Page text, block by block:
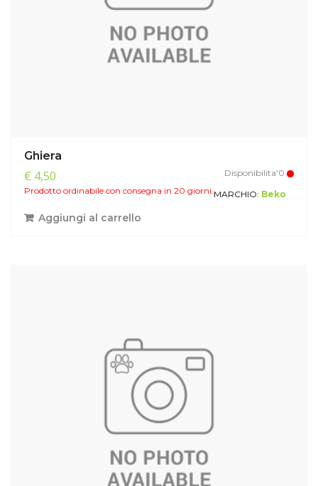
Ghiera
€ 4,50
Disponibilita'0
Prodotto ordinabile con consegna in 20 giorni.MARCHIO: Beko
Aggiungi al carrello